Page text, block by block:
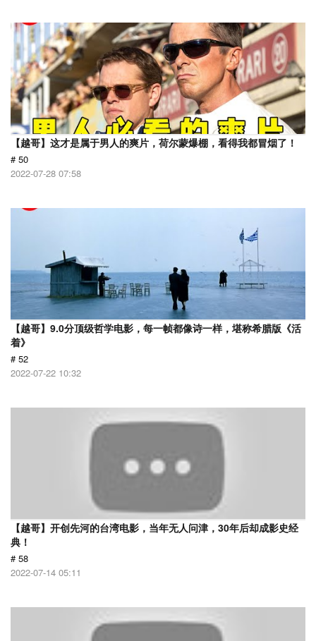
【越哥】这才是属于男人的爽片，荷尔蒙爆棚，看得我都冒烟了！
# 50
2022-07-28 07:58
【越哥】9.0分顶级哲学电影，每一帧都像诗一样，堪称希腊版《活
着》
# 52
2022-07-22 10:32
【越哥】开创先河的台湾电影，当年无人问津，30年后却成影史经
典！
# 58
2022-07-14 05:11